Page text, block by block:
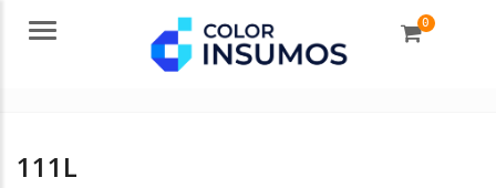
Menu 0
111L